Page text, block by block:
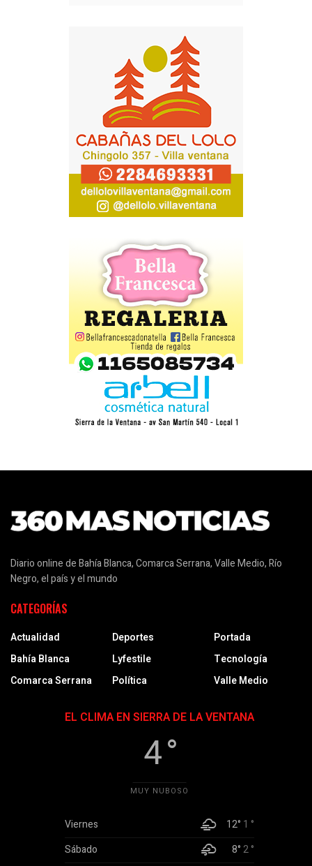
Diario online de Bahía Blanca, Comarca Serrana, Valle Medio, Río
Negro, el país y el mundo
CATEGORÍAS
Actualidad
Bahía Blanca
Comarca Serrana
Deportes
Lyfestile
Política
Portada
Tecnología
Valle Medio
EL CLIMA EN SIERRA DE LA VENTANA
4 °
MUY NUBOSO
Viernes 12° 1 °
Sábado
8°2 °